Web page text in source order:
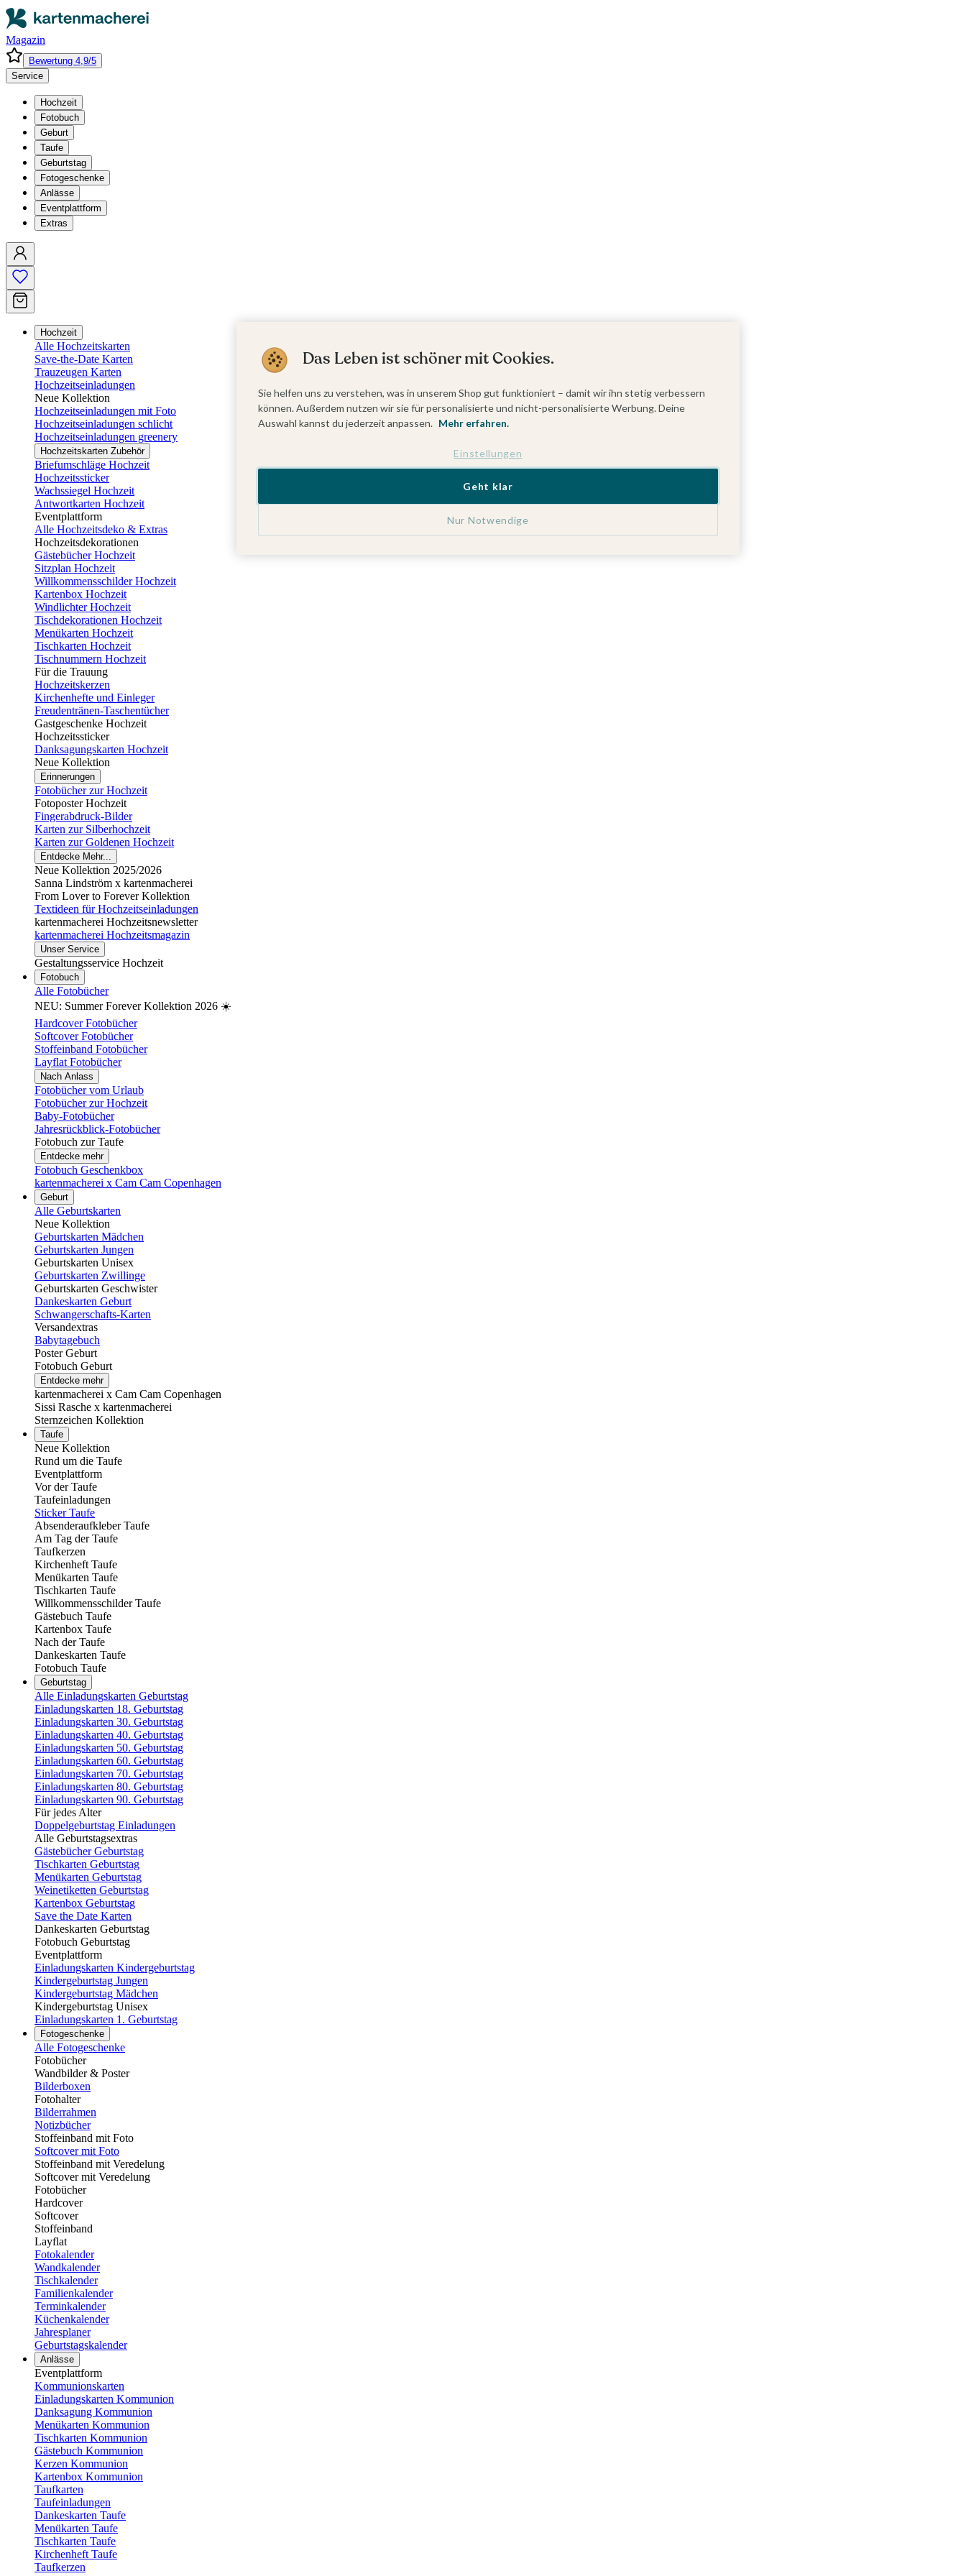
Magazin
Bewertung 4,9/5
Service
Hochzeit
Fotobuch
Geburt
Taufe
Geburtstag
Fotogeschenke
Anlässe
Eventplattform
Extras
Hochzeit
Alle Hochzeitskarten
Save-the-Date Karten
Trauzeugen Karten
Hochzeitseinladungen
Neue Kollektion
Hochzeitseinladungen mit Foto
Hochzeitseinladungen schlicht
Hochzeitseinladungen greenery
Hochzeitskarten Zubehör
Briefumschläge Hochzeit
Hochzeitssticker
Wachssiegel Hochzeit
Antwortkarten Hochzeit
Eventplattform
Alle Hochzeitsdeko & Extras
Hochzeitsdekorationen
Gästebücher Hochzeit
Sitzplan Hochzeit
Willkommensschilder Hochzeit
Kartenbox Hochzeit
Windlichter Hochzeit
Tischdekorationen Hochzeit
Menükarten Hochzeit
Tischkarten Hochzeit
Tischnummern Hochzeit
Für die Trauung
Hochzeitskerzen
Kirchenhefte und Einleger
Freudentränen-Taschentücher
Gastgeschenke Hochzeit
Hochzeitssticker
Danksagungskarten Hochzeit
Neue Kollektion
Erinnerungen
Fotobücher zur Hochzeit
Fotoposter Hochzeit
Fingerabdruck-Bilder
Karten zur Silberhochzeit
Karten zur Goldenen Hochzeit
Entdecke Mehr...
Neue Kollektion 2025/2026
Sanna Lindström x kartenmacherei
From Lover to Forever Kollektion
Textideen für Hochzeitseinladungen
kartenmacherei Hochzeitsnewsletter
kartenmacherei Hochzeitsmagazin
Unser Service
Gestaltungsservice Hochzeit
Fotobuch
Alle Fotobücher
NEU: Summer Forever Kollektion 2026 ☀️
Hardcover Fotobücher
Softcover Fotobücher
Stoffeinband Fotobücher
Layflat Fotobücher
Nach Anlass
Fotobücher vom Urlaub
Fotobücher zur Hochzeit
Baby-Fotobücher
Jahresrückblick-Fotobücher
Fotobuch zur Taufe
Entdecke mehr
Fotobuch Geschenkbox
kartenmacherei x Cam Cam Copenhagen
Geburt
Alle Geburtskarten
Neue Kollektion
Geburtskarten Mädchen
Geburtskarten Jungen
Geburtskarten Unisex
Geburtskarten Zwillinge
Geburtskarten Geschwister
Dankeskarten Geburt
Schwangerschafts-Karten
Versandextras
Babytagebuch
Poster Geburt
Fotobuch Geburt
Entdecke mehr
kartenmacherei x Cam Cam Copenhagen
Sissi Rasche x kartenmacherei
Sternzeichen Kollektion
Taufe
Neue Kollektion
Rund um die Taufe
Eventplattform
Vor der Taufe
Taufeinladungen
Sticker Taufe
Absenderaufkleber Taufe
Am Tag der Taufe
Taufkerzen
Kirchenheft Taufe
Menükarten Taufe
Tischkarten Taufe
Willkommensschilder Taufe
Gästebuch Taufe
Kartenbox Taufe
Nach der Taufe
Dankeskarten Taufe
Fotobuch Taufe
Geburtstag
Alle Einladungskarten Geburtstag
Einladungskarten 18. Geburtstag
Einladungskarten 30. Geburtstag
Einladungskarten 40. Geburtstag
Einladungskarten 50. Geburtstag
Einladungskarten 60. Geburtstag
Einladungskarten 70. Geburtstag
Einladungskarten 80. Geburtstag
Einladungskarten 90. Geburtstag
Für jedes Alter
Doppelgeburtstag Einladungen
Alle Geburtstagsextras
Gästebücher Geburtstag
Tischkarten Geburtstag
Menükarten Geburtstag
Weinetiketten Geburtstag
Kartenbox Geburtstag
Save the Date Karten
Dankeskarten Geburtstag
Fotobuch Geburtstag
Eventplattform
Einladungskarten Kindergeburtstag
Kindergeburtstag Jungen
Kindergeburtstag Mädchen
Kindergeburtstag Unisex
Einladungskarten 1. Geburtstag
Fotogeschenke
Alle Fotogeschenke
Fotobücher
Wandbilder & Poster
Bilderboxen
Fotohalter
Bilderrahmen
Notizbücher
Stoffeinband mit Foto
Softcover mit Foto
Stoffeinband mit Veredelung
Softcover mit Veredelung
Fotobücher
Hardcover
Softcover
Stoffeinband
Layflat
Fotokalender
Wandkalender
Tischkalender
Familienkalender
Terminkalender
Küchenkalender
Jahresplaner
Geburtstagskalender
Anlässe
Eventplattform
Kommunionskarten
Einladungskarten Kommunion
Danksagung Kommunion
Menükarten Kommunion
Tischkarten Kommunion
Gästebuch Kommunion
Kerzen Kommunion
Kartenbox Kommunion
Taufkarten
Taufeinladungen
Dankeskarten Taufe
Menükarten Taufe
Tischkarten Taufe
Kirchenheft Taufe
Taufkerzen
Das Leben ist schöner mit Cookies.
Sie helfen uns zu verstehen, was in unserem Shop gut funktioniert – damit wir ihn stetig verbessern
können. Außerdem nutzen wir sie für personalisierte und nicht-personalisierte Werbung. Deine
Auswahl kannst du jederzeit anpassen. Mehr erfahren.
Einstellungen
Nur Notwendige
Geht klar